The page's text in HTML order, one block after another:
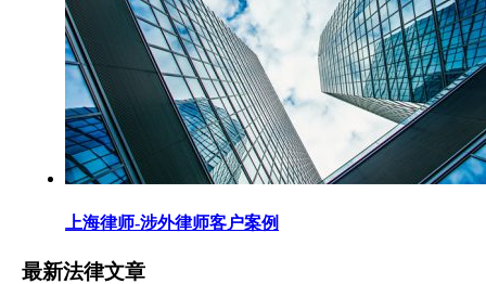
上海律师-涉外律师客户案例
最新法律文章